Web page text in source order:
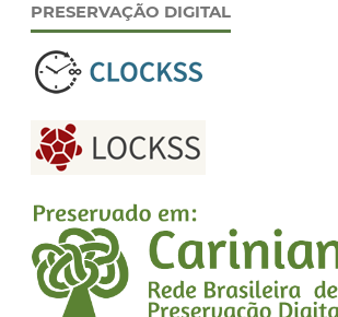
PRESERVAÇÃO DIGITAL